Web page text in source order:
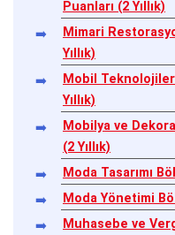
Puanları (2 Yıllık)
Mimari
Yıllık)
Mobil
Yıllık)
Mobilya ve
(2 Yıllık)
Moda Tasarımı
Moda Yönetimi
Muhasebe ve